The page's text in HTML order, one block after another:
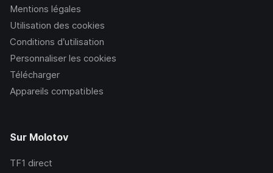
Mentions légales
Utilisation des cookies
Conditions d’utilisation
Personnaliser les cookies
Télécharger
Appareils compatibles
Sur Molotov
TF1 direct